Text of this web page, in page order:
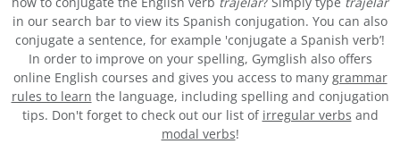
in our search bar to view its Spanish conjugation. You can also
conjugate a sentence, for example 'conjugate a Spanish verb’!
In order to improve on your spelling, Gymglish also offers
online English courses and gives you access to many grammar
rules to learn the language, including spelling and conjugation
tips. Don't forget to check out our list of irregular verbs and
modal verbs!